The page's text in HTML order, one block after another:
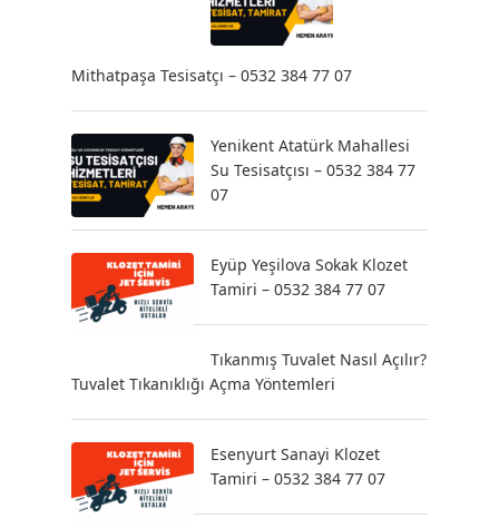
Mithatpaşa Tesisatçı – 0532 384 77 07
Yenikent Atatürk Mahallesi
Su Tesisatçısı – 0532 384 77
07
Eyüp Yeşilova Sokak Klozet
Tamiri – 0532 384 77 07
Tıkanmış Tuvalet Nasıl Açılır?
Tuvalet Tıkanıklığı Açma Yöntemleri
Esenyurt Sanayi Klozet
Tamiri – 0532 384 77 07